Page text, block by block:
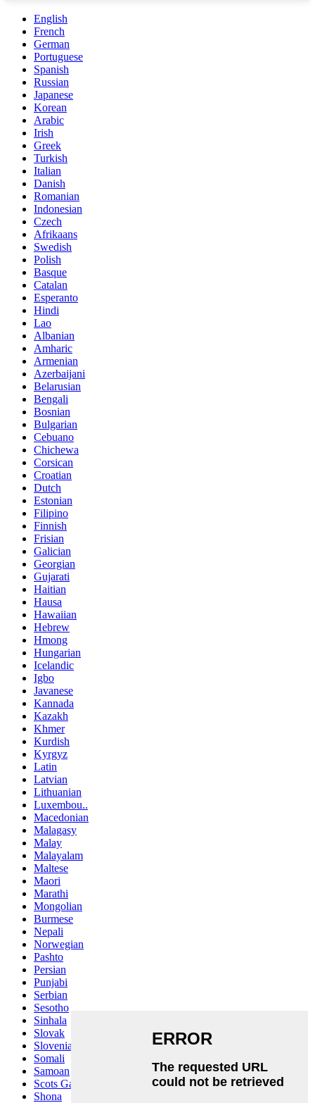
English
French
German
Portuguese
Spanish
Russian
Japanese
Korean
Arabic
Irish
Greek
Turkish
Italian
Danish
Romanian
Indonesian
Czech
Afrikaans
Swedish
Polish
Basque
Catalan
Esperanto
Hindi
Lao
Albanian
Amharic
Armenian
Azerbaijani
Belarusian
Bengali
Bosnian
Bulgarian
Cebuano
Chichewa
Corsican
Croatian
Dutch
Estonian
Filipino
Finnish
Frisian
Galician
Georgian
Gujarati
Haitian
Hausa
Hawaiian
Hebrew
Hmong
Hungarian
Icelandic
Igbo
Javanese
Kannada
Kazakh
Khmer
Kurdish
Kyrgyz
Latin
Latvian
Lithuanian
Luxembou..
Macedonian
Malagasy
Malay
Malayalam
Maltese
Maori
Marathi
Mongolian
Burmese
Nepali
Norwegian
Pashto
Persian
Punjabi
Serbian
Sesotho
Sinhala
Slovak
Slovenian
Somali
Samoan
Scots Gaelic
Shona